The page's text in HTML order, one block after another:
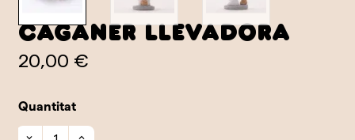
Caganer llevadora
20,00 €
Quantitat